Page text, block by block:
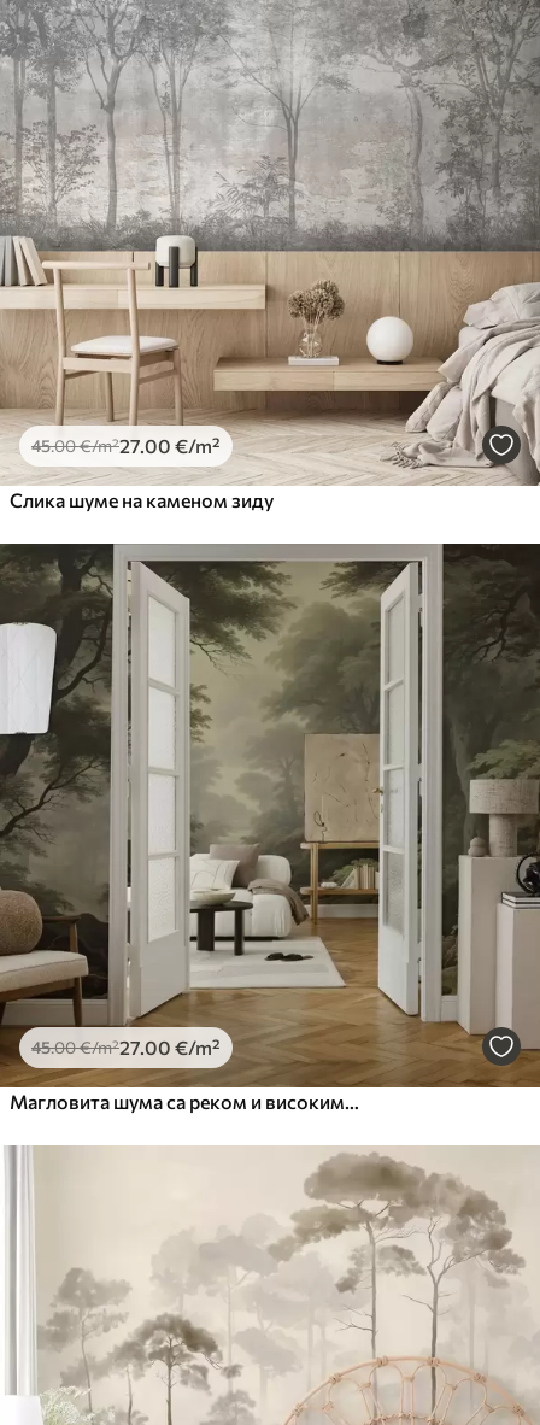
45.00€/m²27 .00 €/m²
Слика шуме на каменом зиду
45.00€/m²27 .00 €/m²